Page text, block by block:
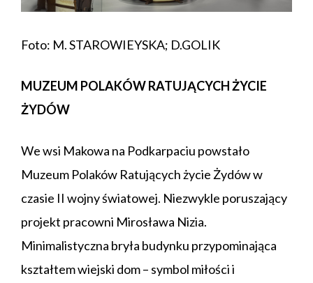
Foto: M. STAROWIEYSKA; D.GOLIK
MUZEUM POLAKÓW RATUJĄCYCH ŻYCIE
ŻYDÓW
We wsi Makowa na Podkarpaciu powstało
Muzeum Polaków Ratujących życie Żydów w
czasie II wojny światowej. Niezwykle poruszający
projekt pracowni Mirosława Nizia.
Minimalistyczna bryła budynku przypominająca
kształtem wiejski dom – symbol miłości i